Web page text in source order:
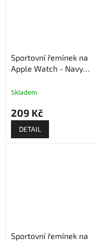
Sportovní řemínek na
Apple Watch - Navy
Skladem
209 Kč
DETAIL
Sportovní řemínek na